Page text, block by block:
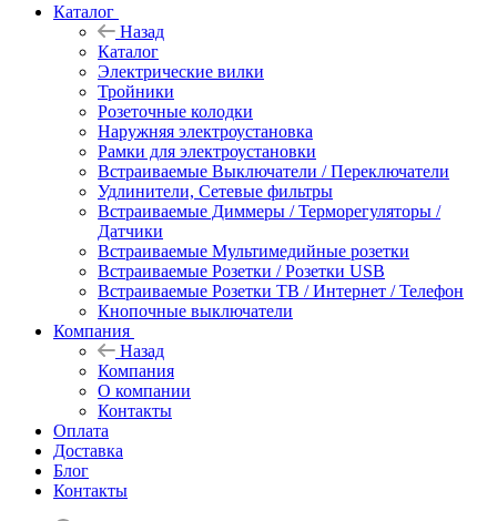
Каталог
Назад
Каталог
Электрические вилки
Тройники
Розеточные колодки
Наружняя электроустановка
Рамки для электроустановки
Встраиваемые Выключатели / Переключатели
Удлинители, Сетевые фильтры
Встраиваемые Диммеры / Терморегуляторы /
Датчики
Встраиваемые Мультимедийные розетки
Встраиваемые Розетки / Розетки USB
Встраиваемые Розетки ТВ / Интернет / Телефон
Кнопочные выключатели
Компания
Назад
Компания
О компании
Контакты
Оплата
Доставка
Блог
Контакты